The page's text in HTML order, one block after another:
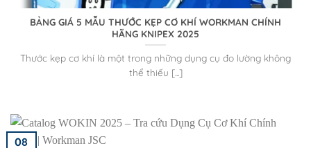
BẢNG GIÁ 5 MẪU THƯỚC KẸP CƠ KHÍ WORKMAN CHÍNH
HÃNG KNIPEX 2025
Thước kẹp cơ khí là một trong những dụng cụ đo lường không
thể thiếu [...]
08